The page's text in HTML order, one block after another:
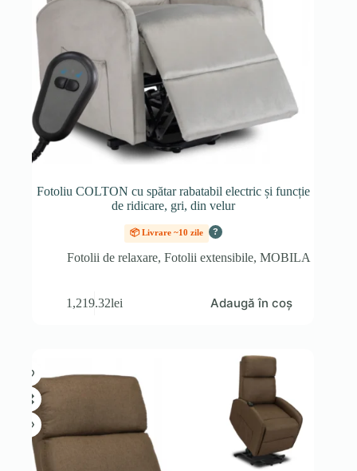
Fotoliu COLTON cu spătar rabatabil electric și funcție
de ridicare, gri, din velur
📦 Livrare ~10 zile ?
Fotolii de relaxare,Fotolii extensibile,MOBILA
1,219.32lei Adaugă în coș